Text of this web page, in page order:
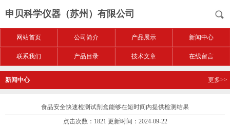
申贝科学仪器（苏州）有限公司
网站首页 公司简介 产品展示 新闻中心
联系我们 产品目录 技术文章 在线留言
新闻中心 更多>>
食品安全快速检测试剂盒能够在短时间内提供检测结果
点击次数：1821 更新时间：2024-09-22